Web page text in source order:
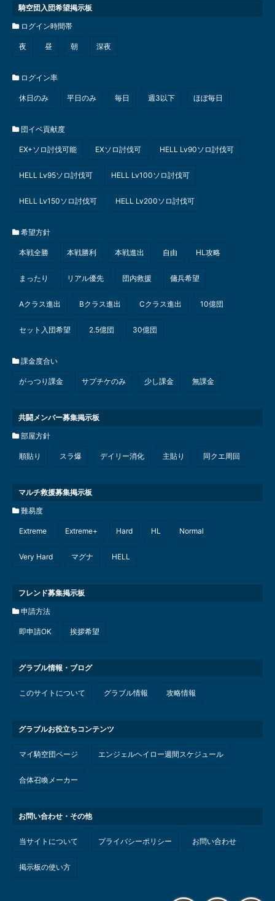
騎空団入団希望掲示板
ログイン時間帯
夜 昼 朝 深夜
ログイン率
休日のみ 平日のみ 毎日 週3以下 ほぼ毎日
団イベ貢献度
EX+ソロ討伐可能 EXソロ討伐可 HELL Lv90ソロ討伐可
HELL Lv95ソロ討伐可 HELL Lv100ソロ討伐可
HELL Lv150ソロ討伐可 HELL Lv200ソロ討伐可
希望方針
本戦全勝 本戦勝利 本戦進出 自由 HL攻略
まったり リアル優先 団内救援 傭兵希望
Aクラス進出 Bクラス進出 Cクラス進出 10億団
セット入団希望 2.5億団 30億団
課金度合い
がっつり課金 サプチケのみ 少し課金 無課金
共闘メンバー募集掲示板
部屋方針
順貼り スラ爆 デイリー消化 主貼り 同クエ周回
マルチ救援募集掲示板
難易度
Extreme Extreme+ Hard HL Normal
Very Hard マグナ HELL
フレンド募集掲示板
申請方法
即申請OK 挨拶希望
グラブル情報・ブログ
このサイトについて グラブル情報 攻略情報
グラブルお役立ちコンテンツ
マイ騎空団ページ エンジェルヘイロー週間スケジュール
合体召喚メーカー
お問い合わせ・その他
当サイトについて プライバシーポリシー お問い合わせ
掲示板の使い方